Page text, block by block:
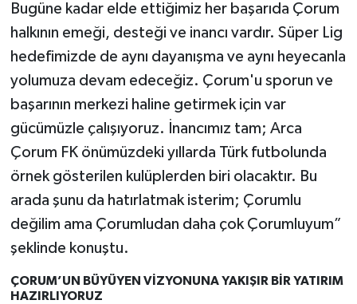
Bugüne kadar elde ettiğimiz her başarıda Çorum
halkının emeği, desteği ve inancı vardır. Süper Lig
hedefimizde de aynı dayanışma ve aynı heyecanla
yolumuza devam edeceğiz. Çorum'u sporun ve
başarının merkezi haline getirmek için var
gücümüzle çalışıyoruz. İnancımız tam; Arca
Çorum FK önümüzdeki yıllarda Türk futbolunda
örnek gösterilen kulüplerden biri olacaktır. Bu
arada şunu da hatırlatmak isterim; Çorumlu
değilim ama Çorumludan daha çok Çorumluyum”
şeklinde konuştu.
ÇORUM’UN BÜYÜYEN VİZYONUNA YAKIŞIR BİR YATIRIM
HAZIRLIYORUZ